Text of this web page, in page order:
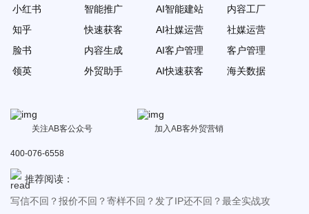
小红书
知乎
脸书
领英
智能推广
快速获客
内容生成
外贸助手
AI智能建站
AI社媒运营
AI客户管理
AI快速获客
内容工厂
社媒运营
客户管理
海关数据
关注AB客公众号 加入AB客外贸营销
400-076-6558
推荐阅读：
写信不回？报价不回？寄样不回？发了IP还不回？最全实战攻